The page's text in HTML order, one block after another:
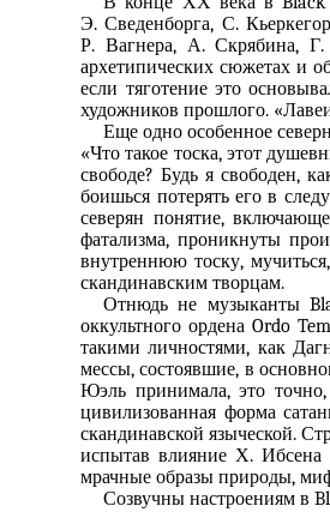
Э. Сведенборга, С.
Р. Вагнера, А. Скрябина, Г.
архетипических сюжетах и
если тяготение это
художников прошлого.
Еще одно особенное
«Что такое тоска, этот
свободе? Будь я свободен,
боишься потерять его в
северян понятие,
фатализма, проникнуты
внутреннюю тоску,
скандинавским творцам.
Отнюдь не музыканты
оккультного ордена Ordo
такими личностями, как
мессы, состоявшие, в
Юэль принимала, это
цивилизованная форма
скандинавской языческой.
испытав влияние Х. Ибсена
мрачные образы природы,
Созвучны настроениям в